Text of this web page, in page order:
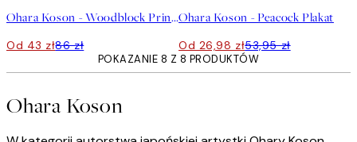
Ohara Koson - Woodblock Print Plakat
Od 43 zł86 zł
Ohara Koson - Peacock Plakat
Od 26,98 zł53,95 zł
POKAZANIE 8 Z 8 PRODUKTÓW
Ohara Koson